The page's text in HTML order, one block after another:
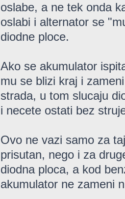
oslabe, a ne tek onda
oslabi i alternator se
diodne ploce.
Ako se akumulator
mu se blizi kraj i
strada, u tom slucaju
i necete ostati bez
Ovo ne vazi samo za
prisutan, nego i za
diodna ploca, a kod
akumulator ne zameni